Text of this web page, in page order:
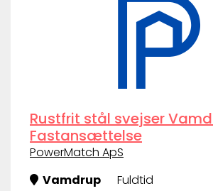
Rustfrit stål svejser
Fastansættelse
PowerMatch ApS
Vamdrup
Fuldtid